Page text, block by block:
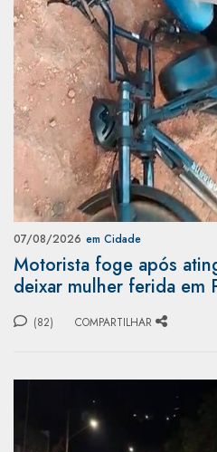
07/08/2026 em Cidade
Motorista foge após
deixar mulher ferida em
(82) COMPARTILHAR